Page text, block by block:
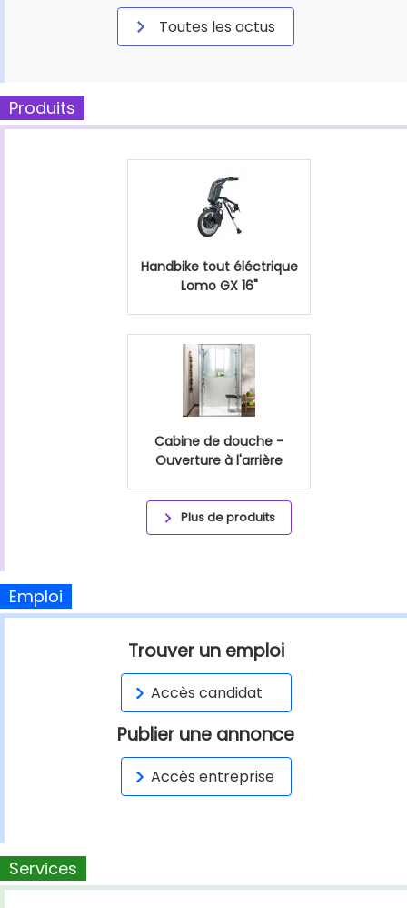
Toutes les actus
Produits
Handbike tout éléctrique
Lomo GX 16"
Cabine de douche -
Ouverture à l'arrière
Plus de produits
Emploi
Trouver un emploi
Accès candidat
Publier une annonce
Accès entreprise
Services